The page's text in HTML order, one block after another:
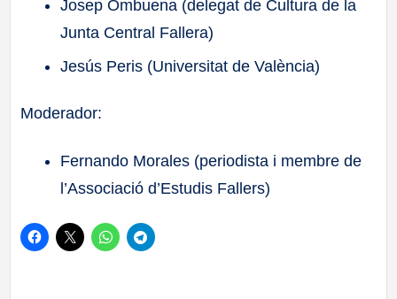
Josep Ombuena (delegat de Cultura de la
Junta Central Fallera)
Jesús Peris (Universitat de València)
Moderador:
Fernando Morales (periodista i membre de
l’Associació d’Estudis Fallers)